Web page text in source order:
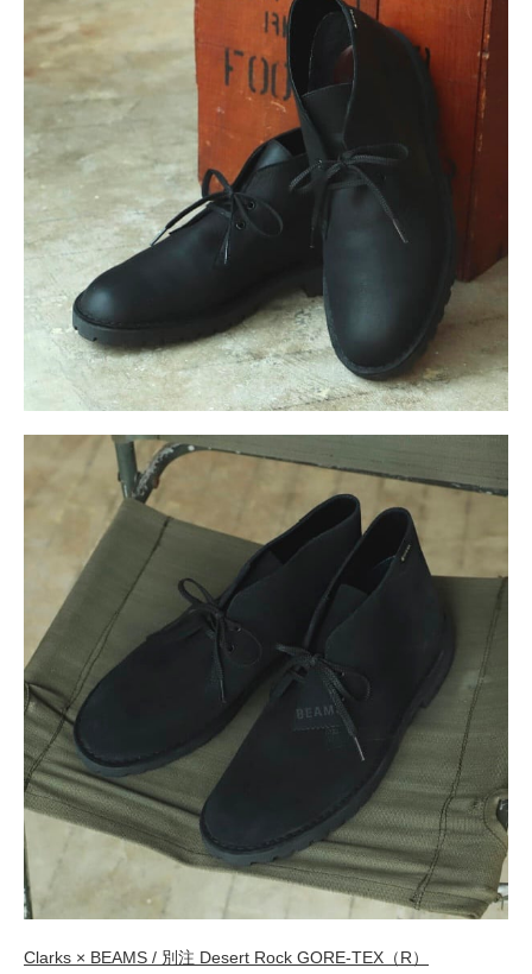
Clarks × BEAMS / 別注 Desert Rock GORE-TEX（R）